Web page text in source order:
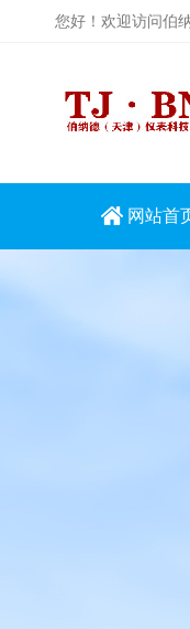
您好！欢迎访问伯
网站首